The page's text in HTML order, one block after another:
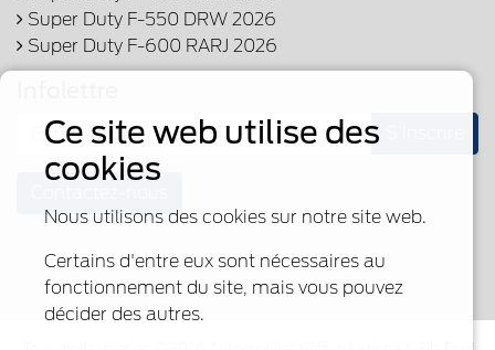
Super Duty F-550 DRW 2026
Super Duty F-600 RARJ 2026
Ce site web utilise des
cookies
Nous utilisons des cookies sur notre site web.
Certains d'entre eux sont nécessaires au
fonctionnement du site, mais vous pouvez
décider des autres.